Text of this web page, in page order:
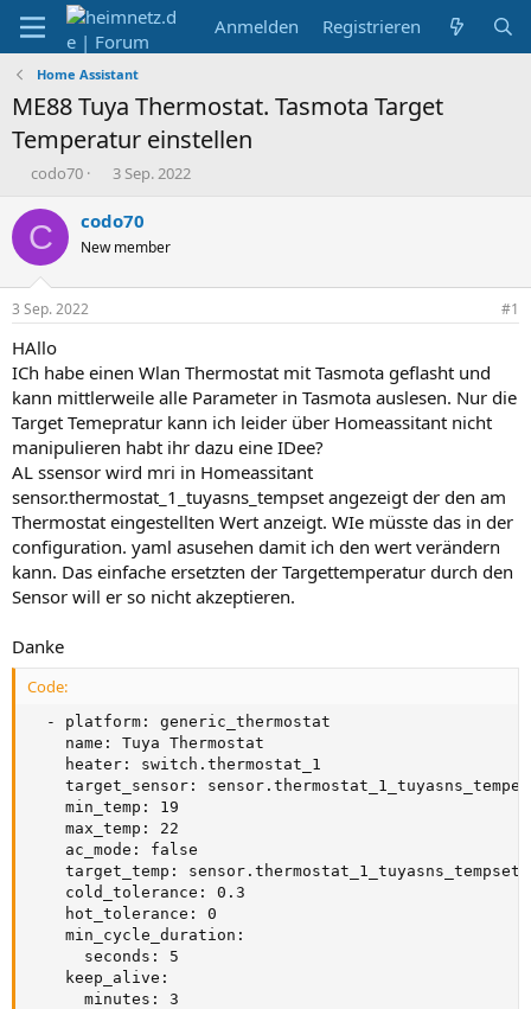
Anmelden Registrieren
Home Assistant
ME88 Tuya Thermostat. Tasmota Target
Temperatur einstellen
E
s
t
l
e
r
codo70
E
s
e
t
3 Sep. 2022
C codo70
New member
3 Sep. 2022 #1
HAllo
ICh habe einen Wlan Thermostat mit Tasmota geflasht und
kann mittlerweile alle Parameter in Tasmota auslesen. Nur die
Target Temepratur kann ich leider über Homeassitant nicht
manipulieren habt ihr dazu eine IDee?
AL ssensor wird mri in Homeassitant
sensor.thermostat_1_tuyasns_tempset angezeigt der den am
Thermostat eingestellten Wert anzeigt. WIe müsste das in der
configuration. yaml asusehen damit ich den wert verändern
kann. Das einfache ersetzten der Targettemperatur durch den
Sensor will er so nicht akzeptieren.
Danke
Code:
  - platform: generic_thermostat
    name: Tuya Thermostat
    heater: switch.thermostat_1
target_sensor:
    min_temp: 19
    max_temp: 22
    ac_mode: false
    target_temp: sensor.thermostat_1_tuyasns_tempset
    cold_tolerance: 0.3
    hot_tolerance: 0
    min_cycle_duration:
      seconds: 5
    keep_alive:
      minutes: 3